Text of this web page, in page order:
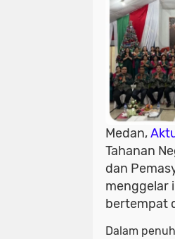
Medan,
Tahanan
dan
menggelar
bertempat
Dalam